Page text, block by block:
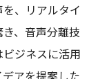
を、リアルタイ
、音声分離技
ジネスに活用
アを提案した